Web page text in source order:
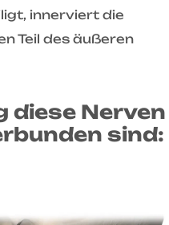
innerviert die
Teil des äußeren
diese Nerven
sind: